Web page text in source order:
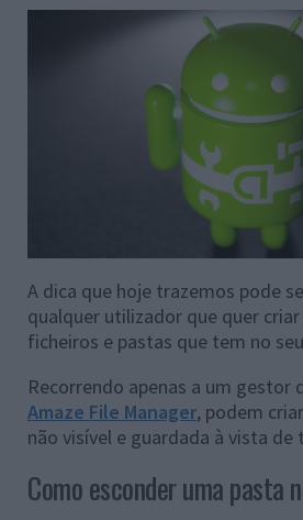
A dica que hoje trazemos pode
qualquer utilizador que quer
ficheiros e pastas que tem no
Recorrendo apenas a um gestor
Amaze File Manager, podem
não visível e guardada à vista de
Como esconder uma pasta